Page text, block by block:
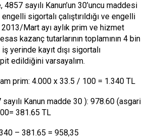
sayılı Kanun’un 30’uncu maddesi
sigortalı çalıştırıldığı ve engelli
Mart ayı aylık prim ve hizmet
kazanç tutarlarının toplamının 4 bin
yerinde kayıt dışı sigortalı
edildiğini varsayalım.
prim: 4.000 x 33.5 / 100 = 1.340 TL
Kanun madde 30 ): 978.60 (asgari
381.65 TL
– 381.65 = 958,35